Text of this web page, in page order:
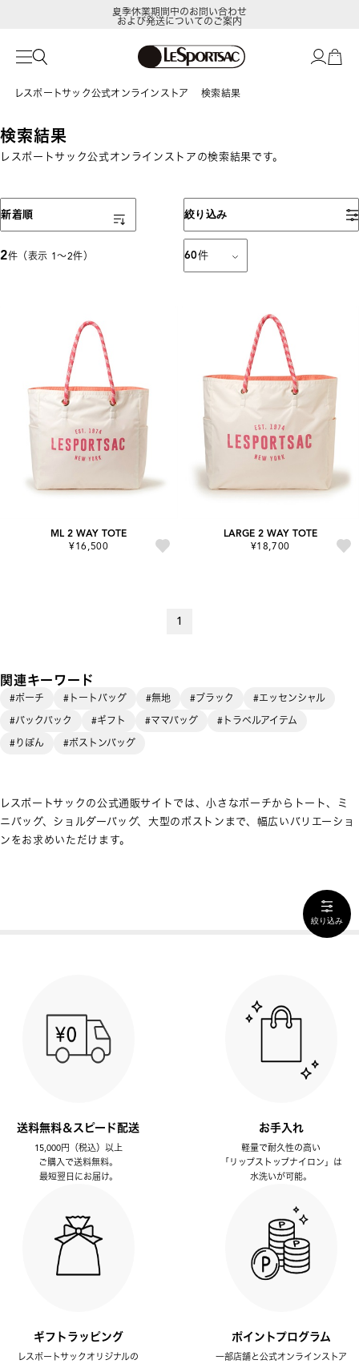
夏季休業期間中のお問い合わせ
および発送についてのご案内
レスポートサック公式オンラインストア 検索結果
検索結果
レスポートサック公式オンラインストアの検索結果です。
絞り込み
2件（表示 1〜2件） 60件
表示順
新着順
ML 2 WAY TOTE
¥16,500
LARGE 2 WAY TOTE
¥18,700
1
関連キーワード
#ポーチ #トートバッグ #無地 #ブラック
#エッセンシャル
#バックパック
#ギフト #ママバッグ
#トラベルアイテム
#りぼん
#ボストンバッグ
レスポートサックの公式通販サイトでは、小さなポーチからトート、ミ
ニバッグ、ショルダーバッグ、大型のボストンまで、幅広いバリエーショ
ンをお求めいただけます。
絞り込み
送料無料＆スピード配送
15,000円（税込）以上
ご購入で送料無料。
最短翌日にお届け。
お手入れ
軽量で耐久性の高い
「リップストップナイロン」は
水洗いが可能。
ギフトラッピング
レスポートサックオリジナルの
ポイントプログラム
一部店舗と公式オンラインストア